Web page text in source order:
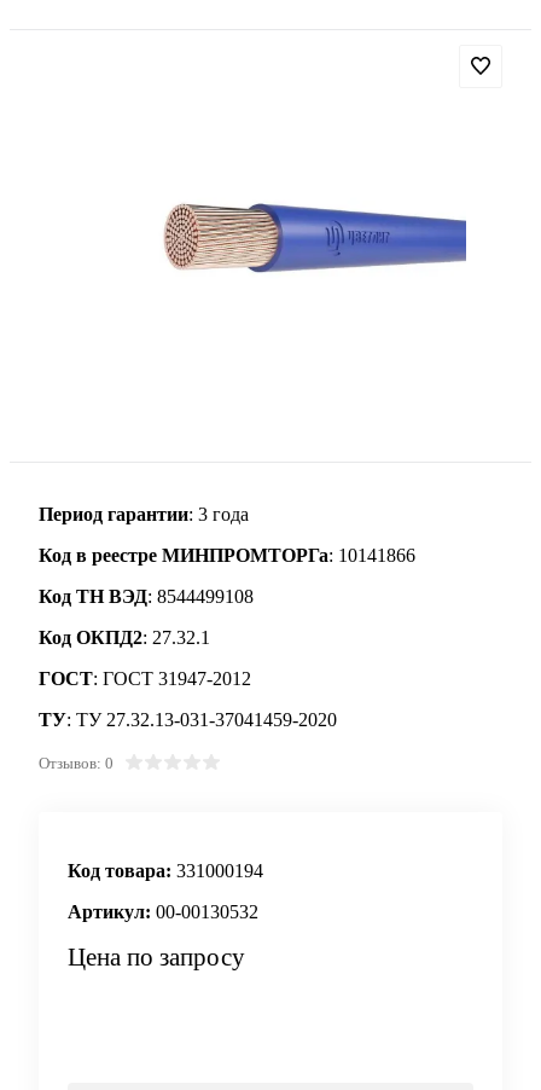
Период гарантии: 3 года
Код в реестре МИНПРОМТОРГа: 10141866
Код ТН ВЭД: 8544499108
Код ОКПД2: 27.32.1
ГОСТ: ГОСТ 31947-2012
ТУ: ТУ 27.32.13-031-37041459-2020
Отзывов: 0
Код товара: 331000194
Артикул: 00-00130532
Цена по запросу